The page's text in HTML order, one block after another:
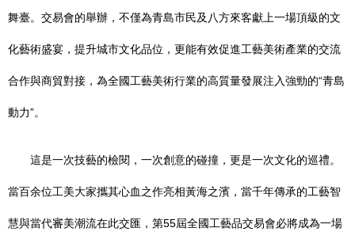
舞臺。交易會的舉辦，不僅為青島市民及八方來客獻上一場頂級的文
化藝術盛宴，提升城市文化品位，更能有效促進工藝美術產業的交流
合作與商貿對接，為全國工藝美術行業的高質量發展注入強勁的“青島
動力”。
這是一次技藝的檢閱，一次創意的碰撞，更是一次文化的巡禮。
當百余位工美大家攜其心血之作亮相黃海之濱，當千年傳承的工藝智
慧與當代審美潮流在此交匯，第55屆全國工藝品交易會必將成為一場